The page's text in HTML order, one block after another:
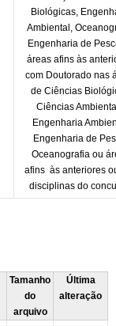
Biológicas,
Ambiental,
Engenharia de
áreas afins às
com Doutorado nas
de Ciências
Ciências
Engenharia
Engenharia de
Oceanografia ou
afins às anteriores
disciplinas do
Tamanho
do
arquivo
Última
alteração